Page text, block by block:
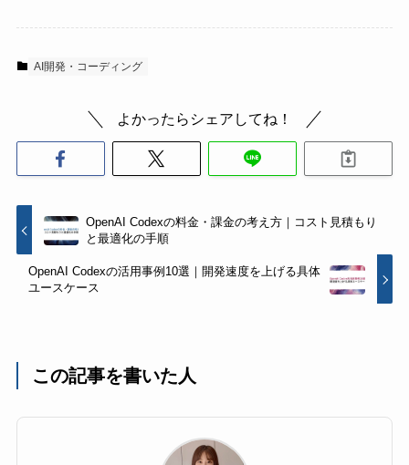
AI開発・コーディング
よかったらシェアしてね！
OpenAI Codexの料金・課金の考え方｜コスト見積もり
と最適化の手順
OpenAI Codexの活用事例10選｜開発速度を上げる具体
ユースケース
この記事を書いた人